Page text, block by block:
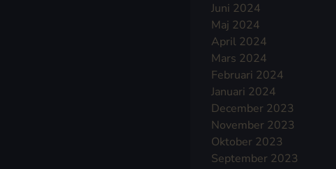
Juni 2024
Maj 2024
April 2024
Mars 2024
Februari 2024
Januari 2024
December 2023
November 2023
Oktober 2023
September 2023